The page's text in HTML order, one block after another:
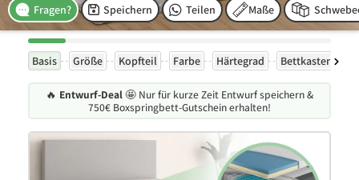
Fragen? Maße
Speichern Teilen
Basis Größe Kopfteil Farbe Härtegrad Bettkasten
🔥 Entwurf-Deal🤩 Nur für kurze Zeit Entwurf speichern &
750€ Boxspringbett-Gutschein erhalten!